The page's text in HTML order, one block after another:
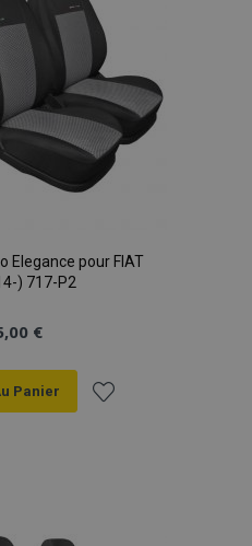
Elegance pour FIAT
) 717-P2
€
Panier